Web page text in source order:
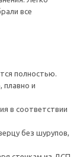
все
полностью.
плавно и
в соответствии
без шурупов,